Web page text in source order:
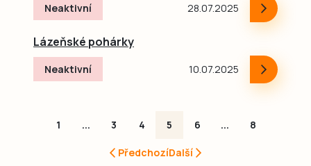
Neaktivní 28.07.2025
Lázeňské pohárky
Neaktivní 10.07.2025
Předchozí
1 ... 3 4 5 6 ... 8
Další